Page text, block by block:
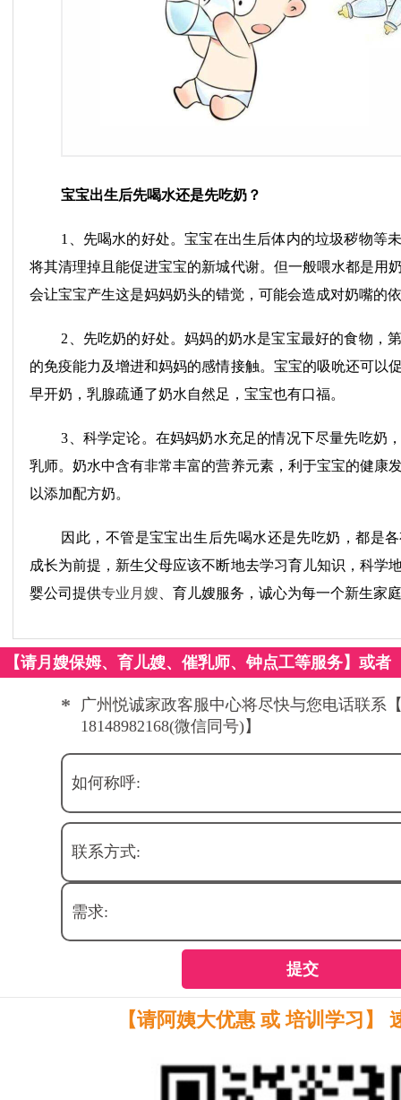
宝宝出生后先喝水还是先吃奶？
1、先喝水的好处。宝宝在出生后体内的垃圾秽物等
将其清理掉且能促进宝宝的新城代谢。但一般喂水都是用
会让宝宝产生这是妈妈奶头的错觉，可能会造成对奶嘴的
2、先吃奶的好处。妈妈的奶水是宝宝最好的食物，
的免疫能力及增进和妈妈的感情接触。宝宝的吸吮还可以
早开奶，乳腺疏通了奶水自然足，宝宝也有口福。
3、科学定论。在妈妈奶水充足的情况下尽量先吃奶
乳师。奶水中含有非常丰富的营养元素，利于宝宝的健康
以添加配方奶。
因此，不管是宝宝出生后先喝水还是先吃奶，都是
成长为前提，新生父母应该不断地去学习育儿知识，科学
婴公司提供专业月嫂 、育儿嫂服务，诚心为每一个新生家
【请月嫂保姆、育儿嫂、催乳师、钟点工等服务】或
*
广州悦诚家政客服中心将尽快与您电话联系
18148982168(微信同号)】
如何称呼:
联系方式:
需求:
提交
【请阿姨大优惠 或 培训学习】